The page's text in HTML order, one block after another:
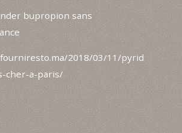
bupropion sans
2018/03/11/pyrid
cher-a-paris/